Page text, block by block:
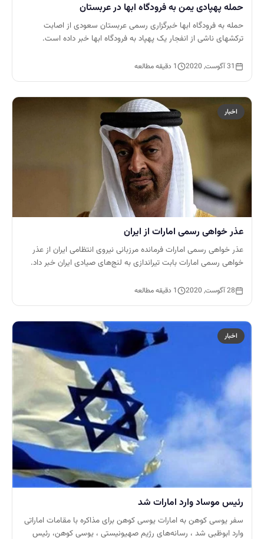
حمله پهپادی یمن به فرودگاه ابها در عربستان
حمله به فرودگاه ابها خبرگزاری رسمی عربستان سعودی از اصابت
ترکشهای ناشی از انفجار یک پهپاد به فرودگاه ابها خبر داده است.
31 آگوست, 2020 1 دقیقه مطالعه
اخبار
عذر خواهی رسمی امارات از ایران
عذر خواهی رسمی امارات فرمانده مرزبانی نیروی انتظامی ایران از عذر
خواهی رسمی امارات بابت تیراندازی به لنج‌های صیادی ایران خبر داد.
28 آگوست, 2020 1 دقیقه مطالعه
اخبار
رئیس موساد وارد امارات شد
سفر یوسی کوهن به امارات یوسی کوهن برای مذاکره با مقامات اماراتی
وارد ابوظبی شد ، رسانه‌های رژیم صهیونیستی ، یوسی کوهن، رئیس